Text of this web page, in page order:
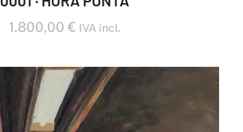
1.800,00 € IVA incl.